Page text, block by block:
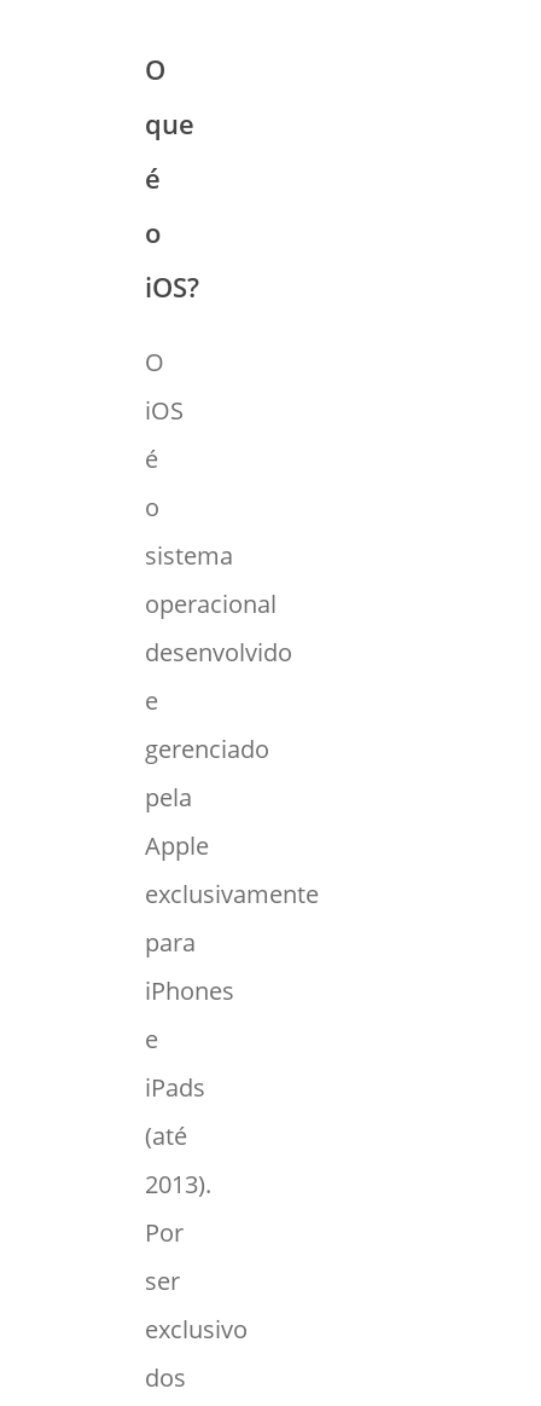
O
que
é
o
iOS?
O
iOS
é
o
sistema
operacional
desenvolvido
e
gerenciado
pela
Apple
exclusivamente
para
iPhones
e
iPads
(até
2013).
Por
ser
exclusivo
dos